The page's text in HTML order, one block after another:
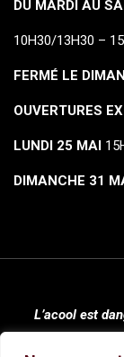
DU MARDI AU
10H30/13H30 –
FERMÉ LE
OUVERTURES
LUNDI 25 MAI
DIMANCHE 31
L’acool est